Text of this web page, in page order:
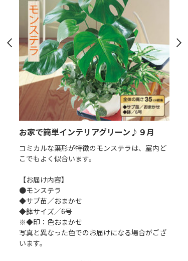
お家で簡単インテリアグリーン♪９月
コミカルな葉形が特徴のモンステラは、室内ど
こでもよく似合います。
【お届け内容】
●モンステラ
◆サブ苗／おまかせ
◆鉢サイズ／6号
※◆印：色おまかせ
写真と異なった色でのお届けになる場合がござ
います。